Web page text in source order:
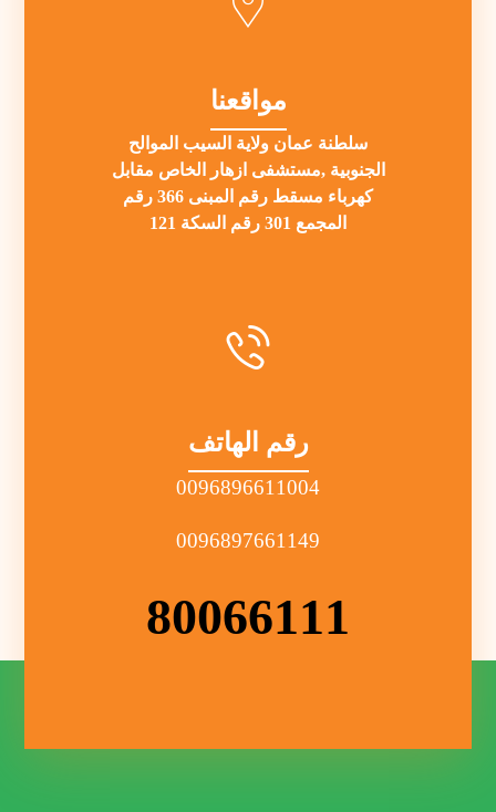
مواقعنا
سلطنة عمان ولاية السيب الموالح
الجنوبية ,مستشفى ازهار الخاص مقابل
كهرباء مسقط رقم المبنى 366 رقم
المجمع 301 رقم السكة 121
رقم الهاتف
0096896611004
0096897661149
80066111